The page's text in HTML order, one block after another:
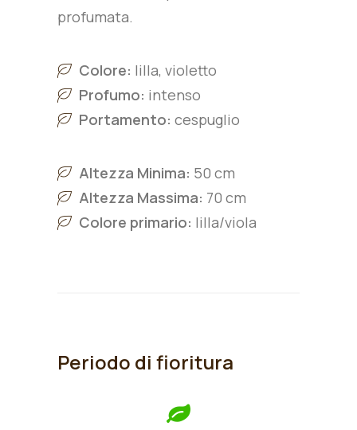
profumata.
Colore: lilla, violetto
Profumo: intenso
Portamento: cespuglio
Altezza Minima: 50 cm
Altezza Massima: 70 cm
Colore primario: lilla/viola
Periodo di fioritura